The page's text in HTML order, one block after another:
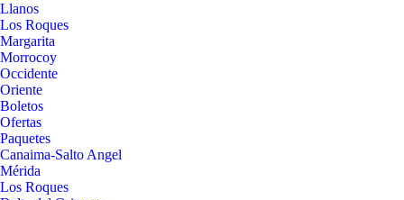
Llanos
Los Roques
Margarita
Morrocoy
Occidente
Oriente
Boletos
Ofertas
Paquetes
Canaima-Salto Angel
Mérida
Los Roques